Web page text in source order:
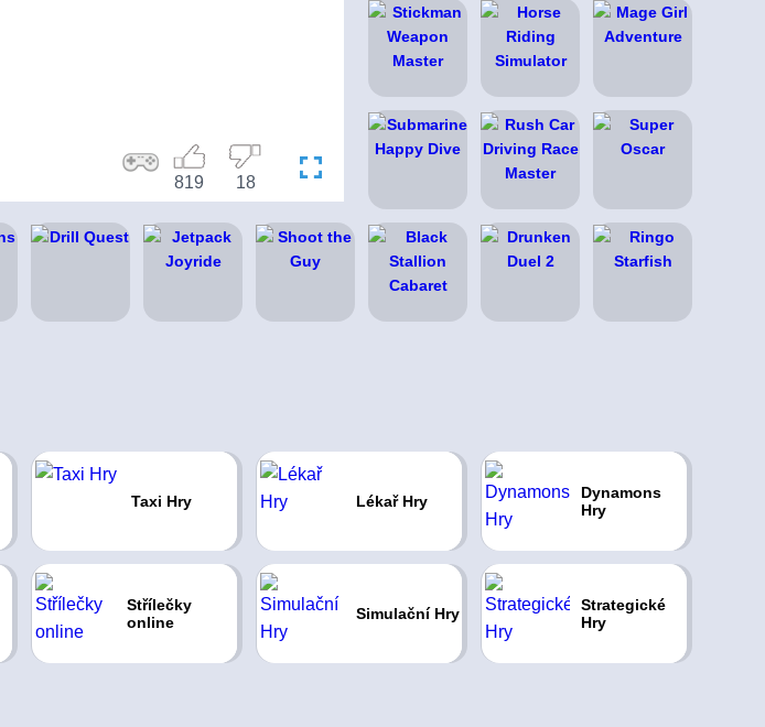
18
819
Taxi Hry Lékař Hry
Dynamons
Hry
Střílečky
online
Simulační Hry
Strategické
Hry